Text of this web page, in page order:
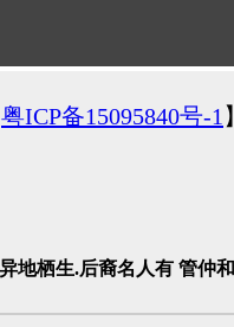
地栖生.后裔名人有 管仲和
粤ICP备15095840号-1 】